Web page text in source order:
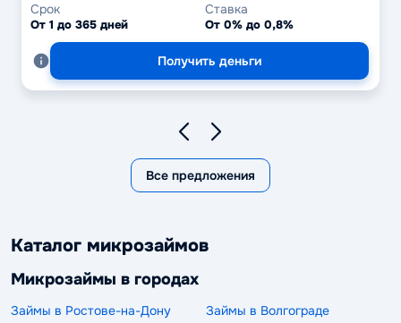
Срок
От 1 до 365 дней
Ставка
От 0% до 0,8%
Получить деньги
Все предложения
Каталог микрозаймов
Микрозаймы в городах
Займы в Ростове-на-Дону
Займы в Волгограде